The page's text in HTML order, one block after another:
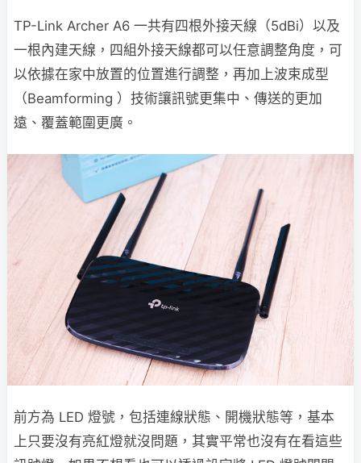
TP-Link Archer A6 一共有四根外接天線（5dBi）以及
一根內建天線，四組外接天線都可以任意調整角度，可
以依據在家中放置的位置進行調整，再加上波束成型
（Beamforming ）技術讓訊號更集中、傳送的更加
遠、覆蓋範圍更廣。
前方為 LED 燈號，包括連線狀態、開機狀態等，基本
上只要沒有亮紅燈就沒問題，其實平常也沒有在看這些